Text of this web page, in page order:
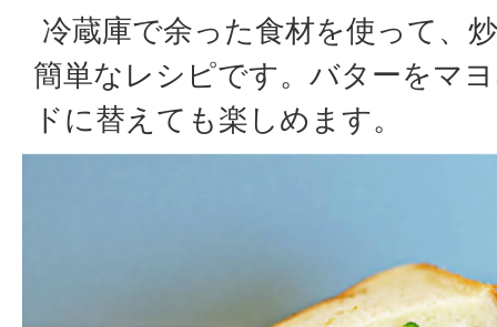
冷蔵庫で余った食材を使って、
簡単なレシピです。バターをマ
ドに替えても楽しめます。